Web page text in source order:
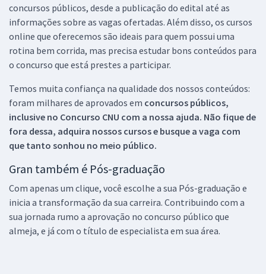
concursos públicos, desde a publicação do edital até as
informações sobre as vagas ofertadas. Além disso, os cursos
online que oferecemos são ideais para quem possui uma
rotina bem corrida, mas precisa estudar bons conteúdos para
o concurso que está prestes a participar.
Temos muita confiança na qualidade dos nossos conteúdos:
foram milhares de aprovados em concursos públicos,
inclusive no Concurso CNU com a nossa ajuda. Não fique de
fora dessa, adquira nossos cursos e busque a vaga com
que tanto sonhou no meio público.
Gran também é Pós-graduação
Com apenas um clique, você escolhe a sua Pós-graduação e
inicia a transformação da sua carreira. Contribuindo com a
sua jornada rumo a aprovação no concurso público que
almeja, e já com o título de especialista em sua área.